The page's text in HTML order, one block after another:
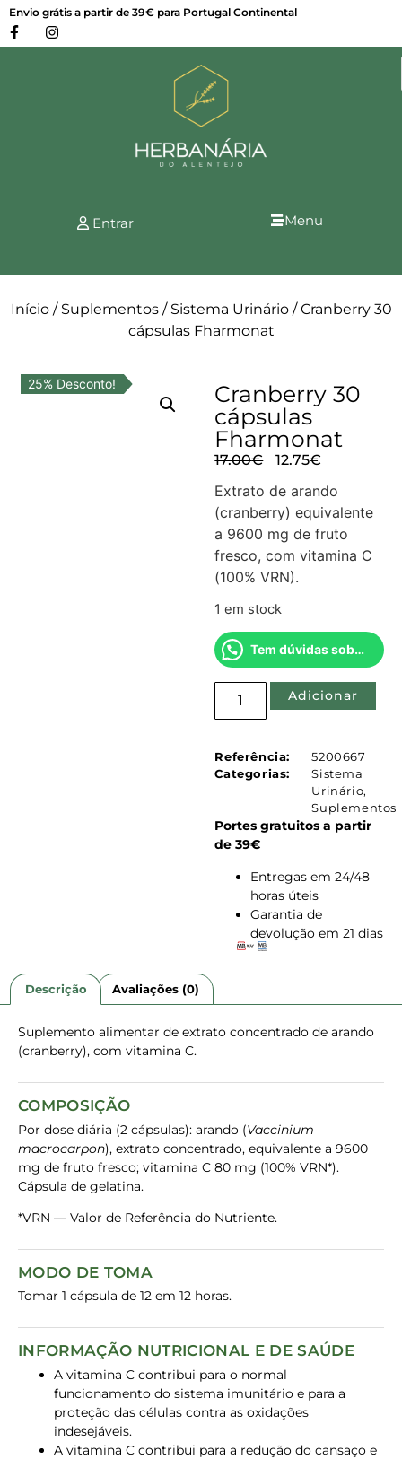
Envio grátis a partir de 39€ para Portugal Continental
Entrar Menu
Início/ Suplementos/ Sistema Urinário/ Cranberry 30
cápsulas Fharmonat
25% Desconto!
Cranberry 30
cápsulas
Fharmonat
17.00€ 12.75€
Extrato de arando
(cranberry) equivalente
a 9600 mg de fruto
fresco, com vitamina C
(100% VRN).
1 em stock
Tem dúvidas sobre este produto?
Adicionar
Referência:
5200667
Categorias:
Sistema
Urinário,
Suplementos
Portes gratuitos a partir
de 39€
Entregas em 24/48
horas úteis
Garantia de
devolução em 21 dias
Descrição Avaliações (0)
Suplemento alimentar de extrato concentrado de arando
(cranberry), com vitamina C.
COMPOSIÇÃO
Por dose diária (2 cápsulas): arando (Vaccinium
macrocarpon), extrato concentrado, equivalente a 9600
mg de fruto fresco; vitamina C 80 mg (100% VRN*).
Cápsula de gelatina.
*VRN — Valor de Referência do Nutriente.
MODO DE TOMA
Tomar 1 cápsula de 12 em 12 horas.
INFORMAÇÃO NUTRICIONAL E DE SAÚDE
A vitamina C contribui para o normal
funcionamento do sistema imunitário e para a
proteção das células contra as oxidações
indesejáveis.
A vitamina C contribui para a redução do cansaço e